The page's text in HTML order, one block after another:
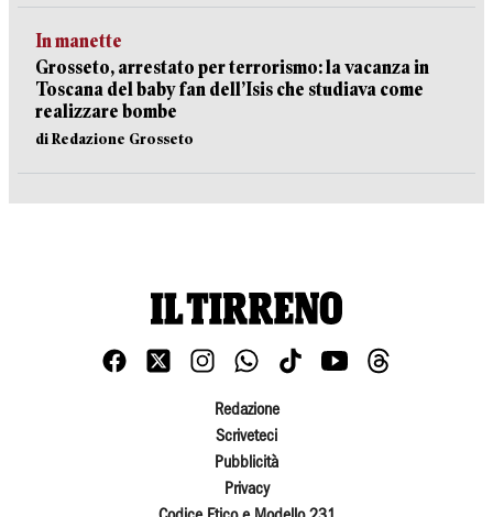
In manette
Grosseto, arrestato per terrorismo: la vacanza in
Toscana del baby fan dell’Isis che studiava come
realizzare bombe
di Redazione Grosseto
Redazione
Scriveteci
Pubblicità
Privacy